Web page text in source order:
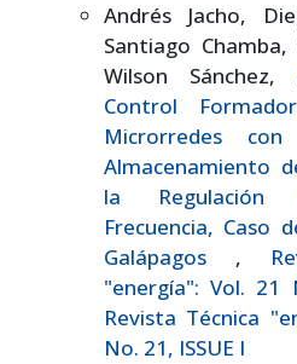
Andrés Jacho,
Santiago
Wilson Sánchez,
Control
Microrredes
Almacenamiento
la Regulación
Frecuencia, Caso
Galápagos ,
"energía": Vol. 21
Revista Técnica
No. 21, ISSUE I